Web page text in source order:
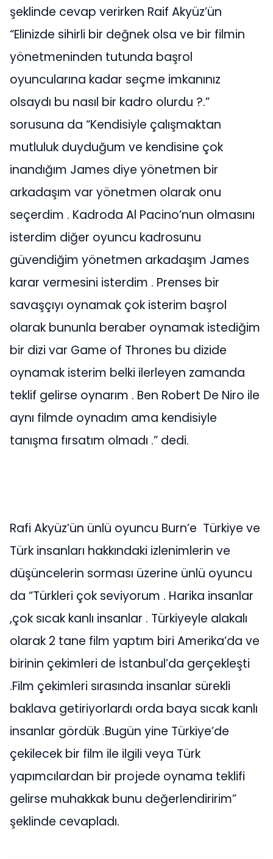
şeklinde cevap verirken Raif Akyüz’ün
“Elinizde sihirli bir değnek olsa ve bir filmin
yönetmeninden tutunda başrol
oyuncularına kadar seçme imkanınız
olsaydı bu nasıl bir kadro olurdu ?.”
sorusuna da “Kendisiyle çalışmaktan
mutluluk duyduğum ve kendisine çok
inandığım James diye yönetmen bir
arkadaşım var yönetmen olarak onu
seçerdim . Kadroda Al Pacino’nun olmasını
isterdim diğer oyuncu kadrosunu
güvendiğim yönetmen arkadaşım James
karar vermesini isterdim . Prenses bir
savaşçıyı oynamak çok isterim başrol
olarak bununla beraber oynamak istediğim
bir dizi var Game of Thrones bu dizide
oynamak isterim belki ilerleyen zamanda
teklif gelirse oynarım . Ben Robert De Niro ile
aynı filmde oynadım ama kendisiyle
tanışma fırsatım olmadı .” dedi.
Rafi Akyüz’ün ünlü oyuncu Burn’e Türkiye ve
Türk insanları hakkındaki izlenimlerin ve
düşüncelerin sorması üzerine ünlü oyuncu
da “Türkleri çok seviyorum . Harika insanlar
,çok sıcak kanlı insanlar . Türkiyeyle alakalı
olarak 2 tane film yaptım biri Amerika’da ve
birinin çekimleri de İstanbul’da gerçekleşti
.Film çekimleri sırasında insanlar sürekli
baklava getiriyorlardı orda baya sıcak kanlı
insanlar gördük .Bugün yine Türkiye’de
çekilecek bir film ile ilgili veya Türk
yapımcılardan bir projede oynama teklifi
gelirse muhakkak bunu değerlendiririm”
şeklinde cevapladı.